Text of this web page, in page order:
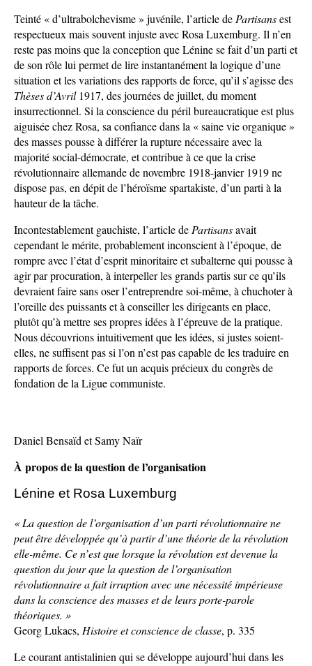
Teinté « d’ultrabolchevisme » juvénile, l’article de Partisansest
respectueux mais souvent injuste avec Rosa Luxemburg. Il n’en
reste pas moins que la conception que Lénine se fait d’un parti et
de son rôle lui permet de lire instantanément la logique d’une
situation et les variations des rapports de force, qu’il s’agisse des
Thèsesd’Avril1917, des journées de juillet, du moment
insurrectionnel. Si la conscience du péril bureaucratique est plus
aiguisée chez Rosa, sa confiance dans la « saine vie organique »
des masses pousse à différer la rupture nécessaire avec la
majorité social-démocrate, et contribue à ce que la crise
révolutionnaire allemande de novembre 1918-janvier 1919 ne
dispose pas, en dépit de l’héroïsme spartakiste, d’un parti à la
hauteur de la tâche.
Incontestablement gauchiste, l’article de Partisansavait
cependant le mérite, probablement inconscient à l’époque, de
rompre avec l’état d’esprit minoritaire et subalterne qui pousse à
agir par procuration, à interpeller les grands partis sur ce qu’ils
devraient faire sans oser l’entreprendre soi-même, à chuchoter à
l’oreille des puissants et à conseiller les dirigeants en place,
plutôt qu’à mettre ses propres idées à l’épreuve de la pratique.
Nous découvrions intuitivement que les idées, si justes soient-
elles, ne suffisent pas si l’on n’est pas capable de les traduire en
rapports de forces. Ce fut un acquis précieux du congrès de
fondation de la Ligue communiste.
Daniel Bensaïd et Samy Naïr
À propos de la question de l’organisation
Lénine et Rosa Luxemburg
« La question de l’organisation d’un parti révolutionnaire ne
peut être développée qu’à partir d’une théorie de la révolution
elle-même. Ce n’est que lorsque la révolution est devenue la
question du jour que la question de l’organisation
révolutionnaire a fait irruption avec une nécessité impérieuse
dans la conscience des masses et de leurs porte-parole
théoriques. »
Georg Lukacs, Histoire et conscience de classe, p. 335
Le courant antistalinien qui se développe aujourd’hui dans les